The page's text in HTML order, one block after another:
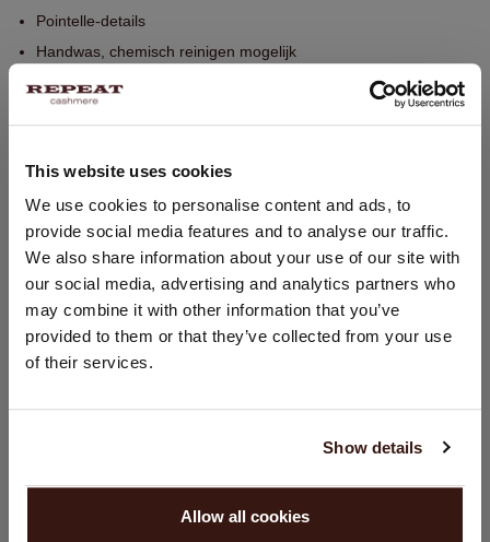
This website uses cookies
We use cookies to personalise content and ads, to
provide social media features and to analyse our traffic.
We also share information about your use of our site with
our social media, advertising and analytics partners who
may combine it with other information that you’ve
provided to them or that they’ve collected from your use
of their services.
Show details
Allow all cookies
Pointelle-details
Handwas, chemisch reinigen mogelijk
70% Wol / 30% Organisch Cashmere (OCS gecertificeerd)
PASVORM
WASVOORSCHRIFT
VERZENDEN & RETOURNEREN
DIT VINDT U MISSCHIEN OOK LEUK
LAND WIJZIGEN
U bezoekt Repeat cashmere vanuit Nederland (€). Wilt u uw
land wijzigen?
Verenigde Staten ($)
GA VERDER